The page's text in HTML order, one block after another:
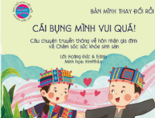
Bản Mình Thay Đổi Rồi: Cái
Bụng Mình Vui Quá!